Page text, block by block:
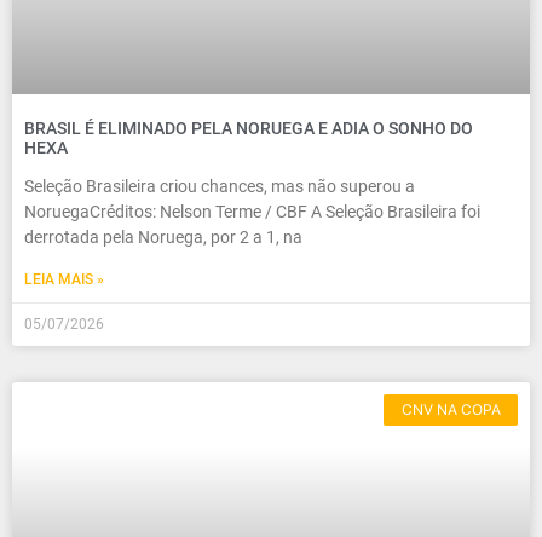
BRASIL É ELIMINADO PELA NORUEGA E ADIA O SONHO DO
HEXA
Seleção Brasileira criou chances, mas não superou a
NoruegaCréditos: Nelson Terme / CBF A Seleção Brasileira foi
derrotada pela Noruega, por 2 a 1, na
LEIA MAIS »
05/07/2026
CNV NA COPA